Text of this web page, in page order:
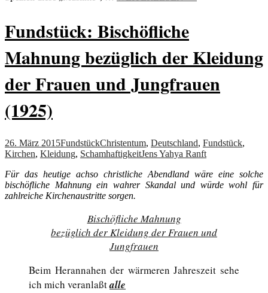
Fundstück: Bischöfliche
Mahnung bezüglich der Kleidung
der Frauen und Jungfrauen
(1925)
26. März 2015FundstückChristentum, Deutschland, Fundstück,
Kirchen, Kleidung, SchamhaftigkeitJens Yahya Ranft
Für das heutige achso christliche Abendland wäre eine solche
bischöfliche Mahnung ein wahrer Skandal und würde wohl für
zahlreiche Kirchenaustritte sorgen.
Bischöfliche Mahnung
bezüglich der Kleidung der Frauen und
Jungfrauen
Beim Herannahen der wärmeren Jahreszeit sehe
ich mich veranlaßtalle